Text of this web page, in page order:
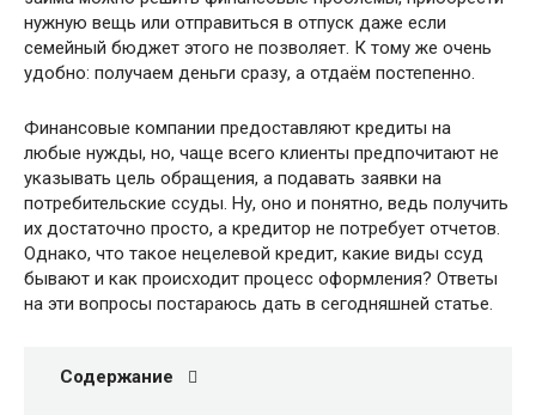
нужную вещь или отправиться в отпуск даже если
семейный бюджет этого не позволяет. К тому же очень
удобно: получаем деньги сразу, а отдаём постепенно.
Финансовые компании предоставляют кредиты на
любые нужды, но, чаще всего клиенты предпочитают не
указывать цель обращения, а подавать заявки на
потребительские ссуды. Ну, оно и понятно, ведь получить
их достаточно просто, а кредитор не потребует отчетов.
Однако, что такое нецелевой кредит, какие виды ссуд
бывают и как происходит процесс оформления? Ответы
на эти вопросы постараюсь дать в сегодняшней статье.
Содержание